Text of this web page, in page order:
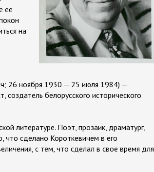
ее
на
26 ноября 1930 — 25 июля 1984) —
создатель белорусского исторического
литературе. Поэт, прозаик, драматург,
что сделано Короткевичем в его
с тем, что сделал в свое время для